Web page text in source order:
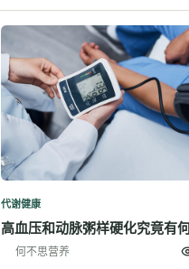
代谢健康
高血压和动脉粥样硬化究竟有
何不思营养